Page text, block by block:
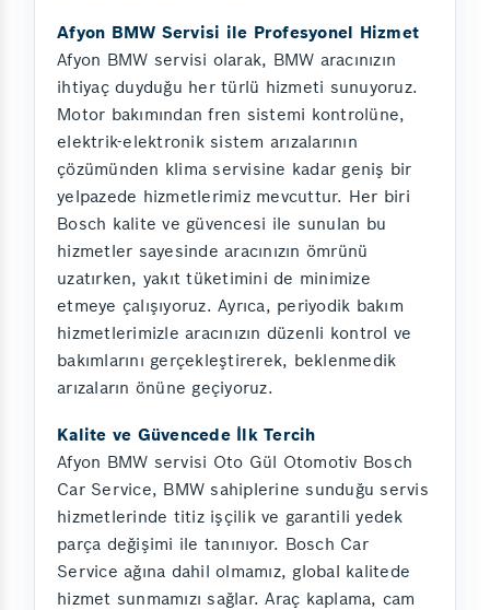
Afyon BMW Servisi ile Profesyonel Hizmet
Afyon BMW servisi olarak, BMW aracınızın
ihtiyaç duyduğu her türlü hizmeti sunuyoruz.
Motor bakımından fren sistemi kontrolüne,
elektrik-elektronik sistem arızalarının
çözümünden klima servisine kadar geniş bir
yelpazede hizmetlerimiz mevcuttur. Her biri
Bosch kalite ve güvencesi ile sunulan bu
hizmetler sayesinde aracınızın ömrünü
uzatırken, yakıt tüketimini de minimize
etmeye çalışıyoruz. Ayrıca, periyodik bakım
hizmetlerimizle aracınızın düzenli kontrol ve
bakımlarını gerçekleştirerek, beklenmedik
arızaların önüne geçiyoruz.
Kalite ve Güvencede İlk Tercih
Afyon BMW servisi Oto Gül Otomotiv Bosch
Car Service, BMW sahiplerine sunduğu servis
hizmetlerinde titiz işçilik ve garantili yedek
parça değişimi ile tanınıyor. Bosch Car
Service ağına dahil olmamız, global kalitede
hizmet sunmamızı sağlar. Araç kaplama, cam